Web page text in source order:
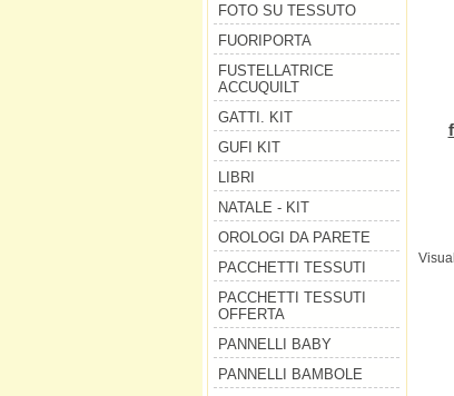
FOTO SU TESSUTO
FUORIPORTA
FUSTELLATRICE
ACCUQUILT
GATTI. KIT
GUFI KIT
LIBRI
NATALE - KIT
OROLOGI DA PARETE
PACCHETTI TESSUTI
PACCHETTI TESSUTI
OFFERTA
PANNELLI BABY
PANNELLI BAMBOLE